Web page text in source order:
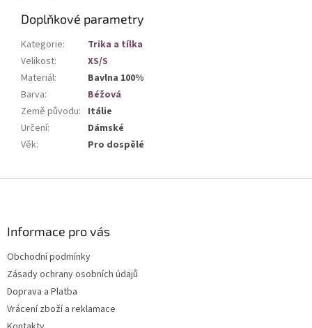
Doplňkové parametry
Kategorie:
Trika a tílka
Velikost:
XS/S
Materiál:
Bavlna 100%
Barva:
Béžová
Země původu: Itálie
Určení:
Dámské
Věk: Pro dospělé
Informace pro vás
Obchodní podmínky
Zásady ochrany osobních údajů
Doprava a Platba
Vrácení zboží a reklamace